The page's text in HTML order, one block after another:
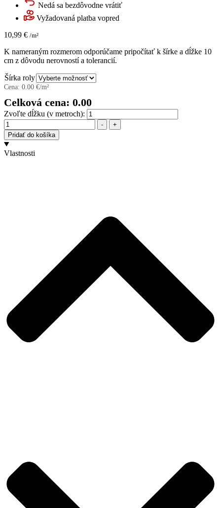
Nedá sa bezdôvodne vrátiť
Vyžadovaná platba vopred
10,99 € /m²
K nameraným rozmerom odporúčame pripočítať k šírke a dĺžke 10
cm z dôvodu nerovností a tolerancií.
Šírka roly
Cena: 0.00 €/m²
Celková cena: 0.00
Zvoľte dĺžku (v metroch):
Množstvo
-
+
Pridať do košíka
Vlastnosti